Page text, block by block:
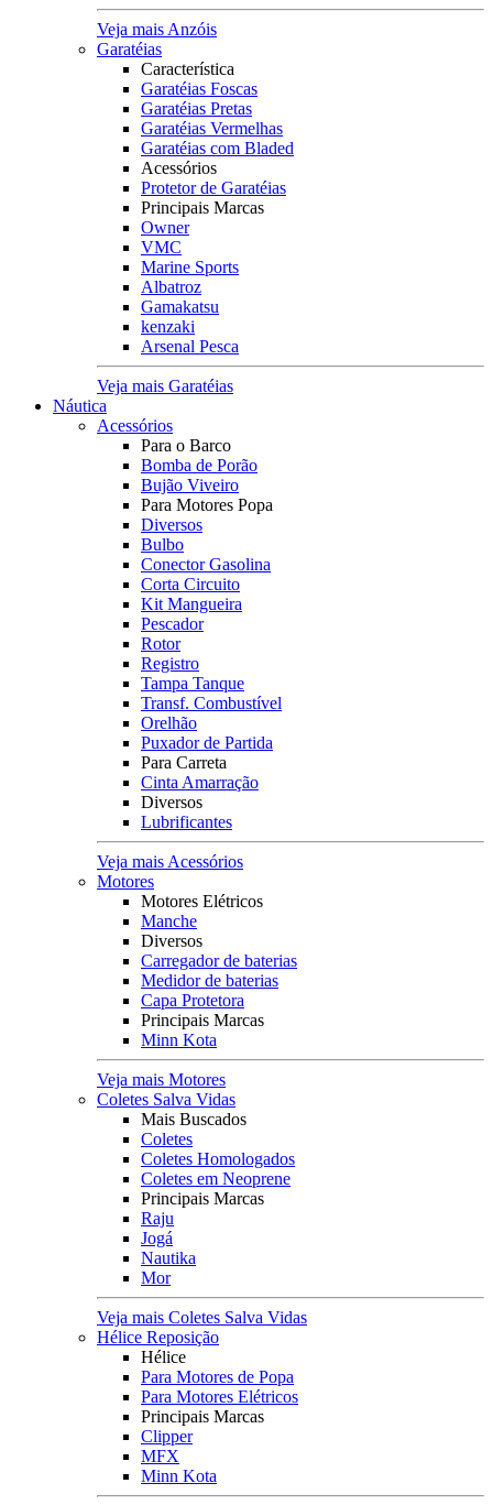
Veja mais Anzóis
Garatéias
Característica
Garatéias Foscas
Garatéias Pretas
Garatéias Vermelhas
Garatéias com Bladed
Acessórios
Protetor de Garatéias
Principais Marcas
Owner
VMC
Marine Sports
Albatroz
Gamakatsu
kenzaki
Arsenal Pesca
Veja mais Garatéias
Náutica
Acessórios
Para o Barco
Bomba de Porão
Bujão Viveiro
Para Motores Popa
Diversos
Bulbo
Conector Gasolina
Corta Circuito
Kit Mangueira
Pescador
Rotor
Registro
Tampa Tanque
Transf. Combustível
Orelhão
Puxador de Partida
Para Carreta
Cinta Amarração
Diversos
Lubrificantes
Veja mais Acessórios
Motores
Motores Elétricos
Manche
Diversos
Carregador de baterias
Medidor de baterias
Capa Protetora
Principais Marcas
Minn Kota
Veja mais Motores
Coletes Salva Vidas
Mais Buscados
Coletes
Coletes Homologados
Coletes em Neoprene
Principais Marcas
Raju
Jogá
Nautika
Mor
Veja mais Coletes Salva Vidas
Hélice Reposição
Hélice
Para Motores de Popa
Para Motores Elétricos
Principais Marcas
Clipper
MFX
Minn Kota